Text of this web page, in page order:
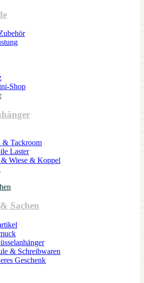
Shop
& Tackroom
Laster
Wiese & Koppel
Sachen
& Schreibwaren
Geschenk